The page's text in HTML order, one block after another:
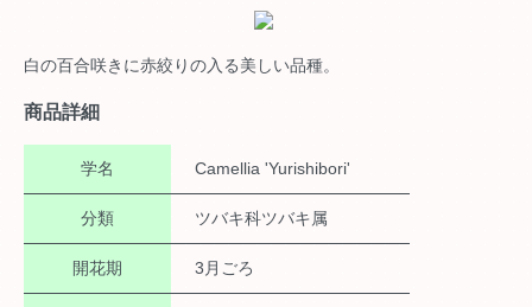
白の百合咲きに赤絞りの入る美しい品種。
商品詳細
学名 Camellia 'Yurishibori'
分類 ツバキ科ツバキ属
開花期 3月ごろ